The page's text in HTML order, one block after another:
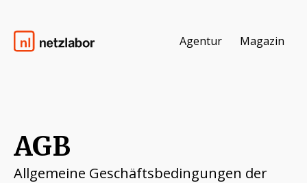
Agentur Magazin
AGB
Allgemeine Geschäftsbedingungen der